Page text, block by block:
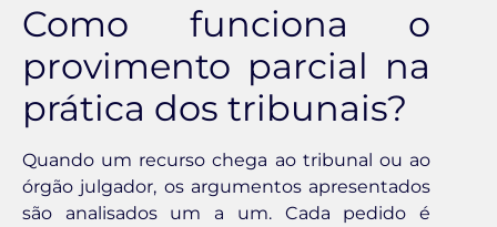
Como funciona o
provimento parcial na
prática dos tribunais?
Quando um recurso chega ao tribunal ou ao
órgão julgador, os argumentos apresentados
são analisados um a um. Cada pedido é